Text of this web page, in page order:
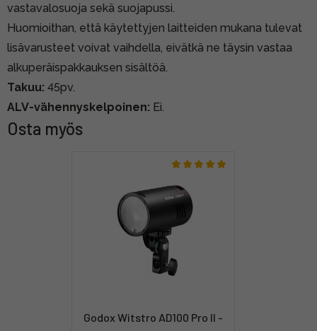
vastavalosuoja sekä suojapussi.
Huomioithan, että käytettyjen laitteiden mukana tulevat
lisävarusteet voivat vaihdella, eivätkä ne täysin vastaa
alkuperäispakkauksen sisältöä.
Takuu: 45pv.
ALV-vähennyskelpoinen: Ei.
Osta myös
Godox Witstro AD100 Pro II -